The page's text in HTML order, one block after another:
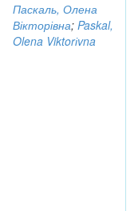
Паскаль, Олена
Вікторівна; Paskal,
Olena Viktorіvna